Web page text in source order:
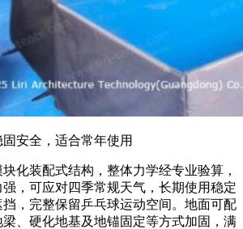
安全，适合常年使用
化装配式结构，整体力学经专业验算，
，可应对四季常规天气，长期使用稳定
，完整保留乒乓球运动空间。地面可配
、硬化地基及地锚固定等方式加固，满